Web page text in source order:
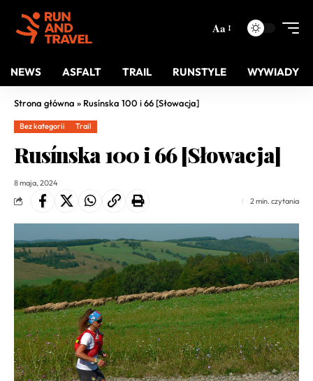
Aa
NEWS ASFALT TRAIL RUNSTYLE WYWIADY
Strona główna » Rusínska 100 i 66 [Słowacja]
Bez kategorii Trail
Rusínska 100 i 66 [Słowacja]
8 maja, 2024
2 min. czytania